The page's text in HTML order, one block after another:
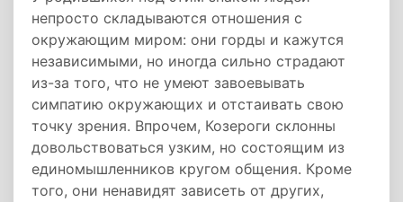
непросто складываются отношения с
окружающим миром: они горды и кажутся
независимыми, но иногда сильно страдают
из-за того, что не умеют завоевывать
симпатию окружающих и отстаивать свою
точку зрения. Впрочем, Козероги склонны
довольствоваться узким, но состоящим из
единомышленников кругом общения. Кроме
того, они ненавидят зависеть от других,